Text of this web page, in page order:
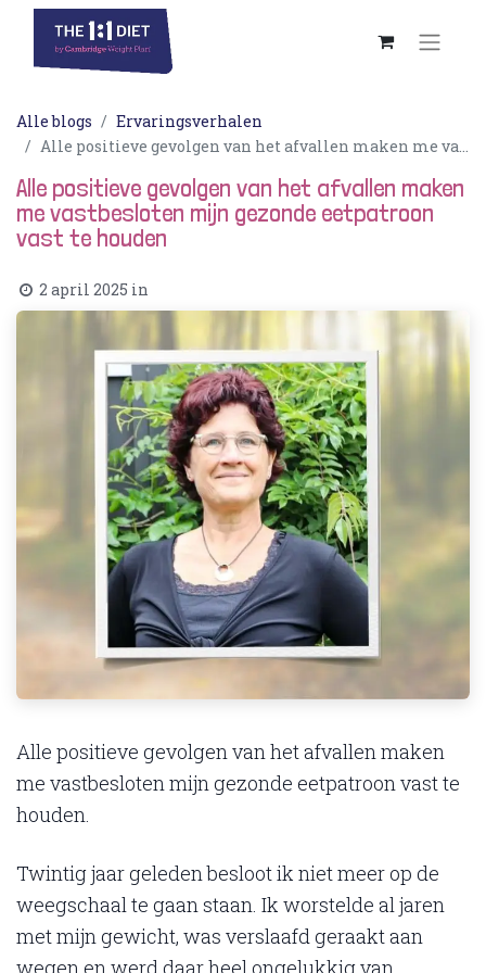
Alle blogs
Ervaringsverhalen
Alle positieve gevolgen van het afvallen maken me vastbesloten mijn gezonde eetpatroon vast te houden
Alle positieve gevolgen van het afvallen maken
me vastbesloten mijn gezonde eetpatroon
vast te houden
2 april 2025 in
Alle positieve gevolgen van het afvallen maken
me vastbesloten mijn gezonde eetpatroon vast te
houden.
Twintig jaar geleden besloot ik niet meer op de
weegschaal te gaan staan. Ik worstelde al jaren
met mijn gewicht, was verslaafd geraakt aan